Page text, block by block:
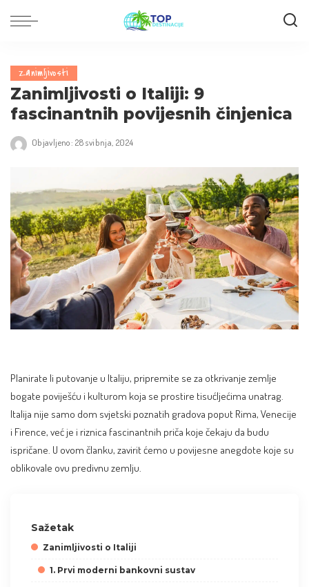
Zanimljivosti
Zanimljivosti o Italiji: 9
fascinantnih povijesnih činjenica
Objavljeno: 28 svibnja, 2024
Planirate li putovanje u Italiju, pripremite se za otkrivanje zemlje
bogate poviješću i kulturom koja se prostire tisućljećima unatrag.
Italija nije samo dom svjetski poznatih gradova poput Rima, Venecije
i Firence, već je i riznica fascinantnih priča koje čekaju da budu
ispričane. U ovom članku, zavirit ćemo u povijesne anegdote koje su
oblikovale ovu predivnu zemlju.
Sažetak
Zanimljivosti o Italiji
1. Prvi moderni bankovni sustav